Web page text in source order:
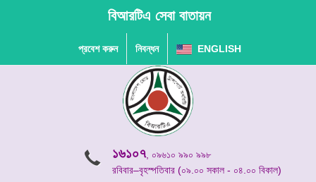
বিআরটিএ সেবা বাতায়ন
প্রবেশ করুন নিবন্ধন ENGLISH
১৬১০৭, ০৯৬১০ ৯৯০ ৯৯৮
রবিবার–বৃহস্পতিবার (০৯.০০ সকাল - ০৪.০০ বিকাল)